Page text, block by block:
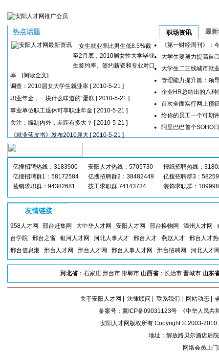
热点话题
女生就业率比男生低8.5%截
至2月底，2010届女性大学毕业
生签约率、签约薪资和专业对口
率... [阅读全文]
调查：2010届女大学生就业率 [ 2010-5-21 ]
职业年金，一块什么味道的“蛋糕 [ 2010-5-21 ]
事业单位职工退休可享职业年金 [ 2010-5-21 ]
关注：编制内外，差距有多大？ [ 2010-5-21 ]
《就业蓝皮书》发布2010届大 [ 2010-5-21 ]
职场资讯 最
《第一财经周刊》：
大学生要努力提高自
大学生二三线城市就
管理能力提升篇：领
企业HR总结出的八种
首次全面实行网上预
给你的员工一个可期
阿里巴巴首个SOHO
亿搜招聘热线：3183900 安阳人才热线：5705730
报纸招聘热线：
亿搜招聘群1：58172584
亿搜招聘群2：38482449
亿搜招聘群3：
营销求职群：94382681
技工求职群:74143734 装饰求职群：
友情链接
958人才网 邢台赶集网 大中华人才网 安阳人才网 邢台换物网 漳州人才网
台学院
邢台之窗 银河人才网 河北人事人才 邢台人才 燕赵人才
邢台人才
邢台信息港
邢台人才网 邢台人才网 邢台人事人才网 邢台招聘网 河北人才
河北省：石家庄 邢台市 邯郸市 山西省：长治市 晋城市 山东
关于安阳人才网 法律顾问 联系我们 网站动态
备案号： 冀ICP备09031123号 《中华人民共
安阳人才网版权所有 Copyright © 2003-
地址：解放路贝尔酒店后
网络会员上